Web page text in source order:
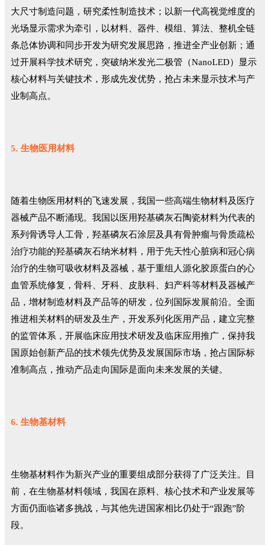
大尺寸制造问题，研究柔性制造技术；以新一代高视觉维度的
光场显示需求为牵引，以材料、器件、模组、算法、整机全链
条总体协调和同步开发为研究发展思路，推进全产业创新；通
过开展科学技术研究，突破纳米发光二极管（NanoLED）显示
核心材料与关键技术，形成先发优势，抢占未来显示技术与产
业制高点。
5. 生物医用材料
随着生物医用材料的飞速发展，我国一些高端生物材料及医疗
器械产品不断涌现。我国以医用羟基磷灰石陶瓷材料为代表的
系列骨诱导人工骨，羟基磷灰石涂层及具有骨肿瘤与骨质疏松
治疗功能的羟基磷灰石纳米材料，用于先天性心脏病和冠心病
治疗的生物可吸收材料及器械，基于重组人源化胶原蛋白的心
血管系统修复，骨科、牙科、皮肤科、妇产科等材料及器械产
品，增材制造材料及产品等的研发，位列国际发展前沿。全面
推进相关材料的研发及生产，开发系列化医用产品，建立完整
的监管体系，开展临床应用技术研发及临床应用推广，保持我
国原始创新产品的技术领先优势及发展国际市场，抢占国际标
准制高点，推动产品走向国际是面向未来发展的关键。
6. 生物基材料
生物基材料作为新兴产业的重要组成部分获得了广泛关注。目
前，在生物基材料领域，我国在原料、核心技术和产业发展等
方面仍面临诸多挑战，与其他先进国家相比仍处于“跟跑”阶
段。